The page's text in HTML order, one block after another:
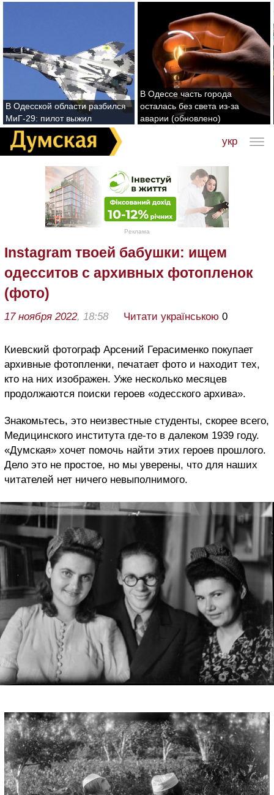
В Одесской области разбился
МиГ-29: пилот выжил
В Одессе часть города
осталась без света из-за
аварии (обновлено)
укр
Реклама
Instagram твоей бабушки: ищем
одесситов с архивных фотопленок
(фото)
17 ноября 2022, 18:58 Читати українською 0
Киевский фотограф Арсений Герасименко покупает
архивные фотопленки, печатает фото и находит тех,
кто на них изображен. Уже несколько месяцев
продолжаются поиски героев «одесского архива».
Знакомьтесь, это неизвестные студенты, скорее всего,
Медицинского института где-то в далеком 1939 году.
«Думская» хочет помочь найти этих героев прошлого.
Дело это не простое, но мы уверены, что для наших
читателей нет ничего невыполнимого.